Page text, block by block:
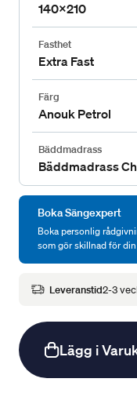
140x210
Fasthet
Extra Fast
Färg
Anouk Petrol
Bäddmadrass
Bäddmadrass
Boka Sängexpert
Boka personlig
som gör skillnad för
Leveranstid2-3
Lägg i